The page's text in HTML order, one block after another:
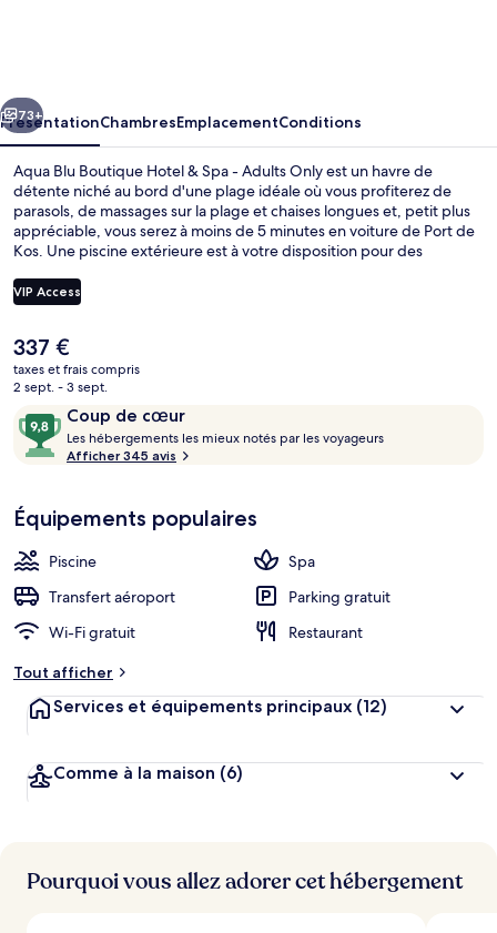
&
Spa
Adults
Only
Suivant
73+
PrésentationChambresEmplacementConditions
Aqua Blu Boutique Hotel & Spa - Adults Only est un havre de
détente niché au bord d'une plage idéale où vous profiterez de
parasols, de massages sur la plage et chaises longues et, petit plus
appréciable, vous serez à moins de 5 minutes en voiture de Port de
Kos. Une piscine extérieure est à votre disposition pour des
chouchouter pourront profiter des massages, des enveloppements
corporels et des soins d'aromathérapie. L'établissement Cuvee
méditerranéenne et est ouvert pour le petit déjeuner et le dîner.
Cet hôtel de luxe abrite en outre un bar en bord de piscine, un
centre de remise en forme et une salle de fitness. Les autres
voyageurs ne disent que du bien en ce qui concerne le personnel
attentionné.
VIP Access
Le
prix
actuel
de
337 €.
337 €
taxes et frais compris
2 sept. - 3 sept.
Avis
voyageurs
Coup de cœur
9,8
sur
10,
cœur
Les hébergements les mieux notés par les voyageurs
r
n
i
e
Afficher 345 avis
Équipements populaires
Piscine
Spa
Transfert aéroport
Parking gratuit
Wi-Fi gratuit
Restaurant
Tout afficher
Services et équipements principaux (12)
Comme à la maison (6)
Pourquoi vous allez adorer cet hébergement